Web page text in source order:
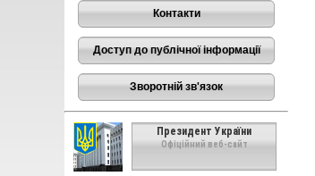
Контакти
Доступ до публічної інформації
Зворотній зв'язок
Президент України
Офіційний веб-сайт